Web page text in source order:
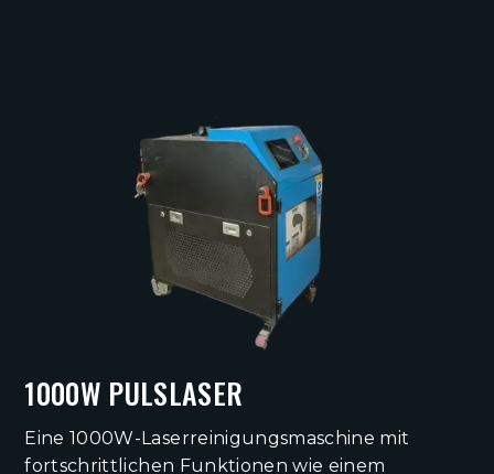
1000W PULSLASER
Eine 1000W-Laserreinigungsmaschine mit
fortschrittlichen Funktionen wie einem